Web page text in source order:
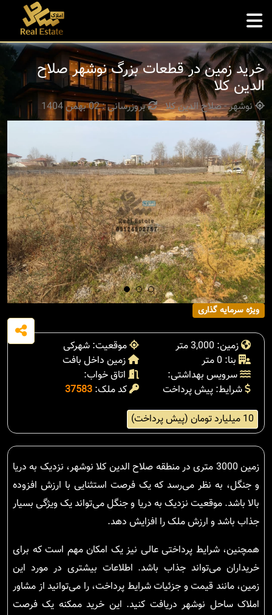
خرید زمین در قطعات بزرگ نوشهر صلاح
الدین کلا
نوشهر - صلاح الدین کلا بروزرسانی : 02 بهمن 1404
ویژه سرمایه گذاری
زمین: 3,000 متر
موقعیت: شهرکی
بنا: 0 متر
زمین داخل بافت
سرویس بهداشتی:
اتاق خواب:
شرایط: پیش پرداخت
کد ملک: 37583
10 میلیارد تومان (پیش پرداخت)
زمین 3000 متری در منطقه صلاح الدین کلا نوشهر، نزدیک به دریا
و جنگل، به نظر می‌رسد که یک فرصت استثنایی با ارزش افزوده
بالا باشد. موقعیت نزدیک به دریا و جنگل می‌تواند یک ویژگی بسیار
جذاب باشد و ارزش ملک را افزایش دهد.
همچنین، شرایط پرداختی عالی نیز یک امکان مهم است که برای
خریداران می‌تواند جذاب باشد. اطلاعات بیشتری در مورد این
زمین، مانند قیمت و جزئیات شرایط پرداخت، را می‌توانید از مشاور
املاک ساحل نوشهر دریافت کنید. این خرید ممکنه یک فرصت